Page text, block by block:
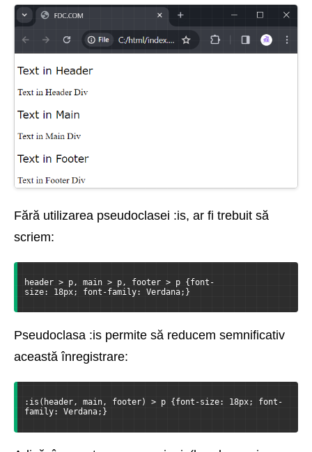
Fără utilizarea pseudoclasei :is, ar fi trebuit să
scriem:
header > p, main > p, footer > p {font-
size: 18px; font-family: Verdana;}
Pseudoclasa :is permite să reducem semnificativ
această înregistrare:
:is(header, main, footer) > p {font-size: 18px; font-
family: Verdana;}